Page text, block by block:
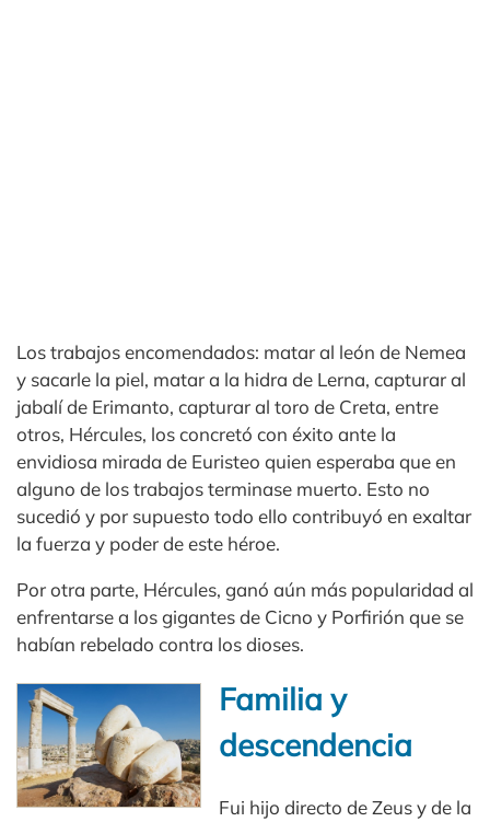
Los trabajos encomendados: matar al león de Nemea
y sacarle la piel, matar a la hidra de Lerna, capturar al
jabalí de Erimanto, capturar al toro de Creta, entre
otros, Hércules, los concretó con éxito ante la
envidiosa mirada de Euristeo quien esperaba que en
alguno de los trabajos terminase muerto. Esto no
sucedió y por supuesto todo ello contribuyó en exaltar
la fuerza y poder de este héroe.
Por otra parte, Hércules, ganó aún más popularidad al
enfrentarse a los gigantes de Cicno y Porfirión que se
habían rebelado contra los dioses.
Familia y
descendencia
Fui hijo directo de Zeus y de la